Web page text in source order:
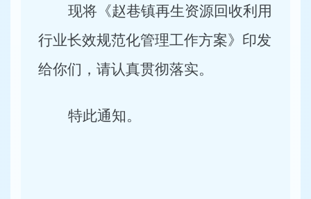
现将《赵巷镇再生资源回收利用
行业长效规范化管理工作方案》印发
给你们，请认真贯彻落实。
特此通知。